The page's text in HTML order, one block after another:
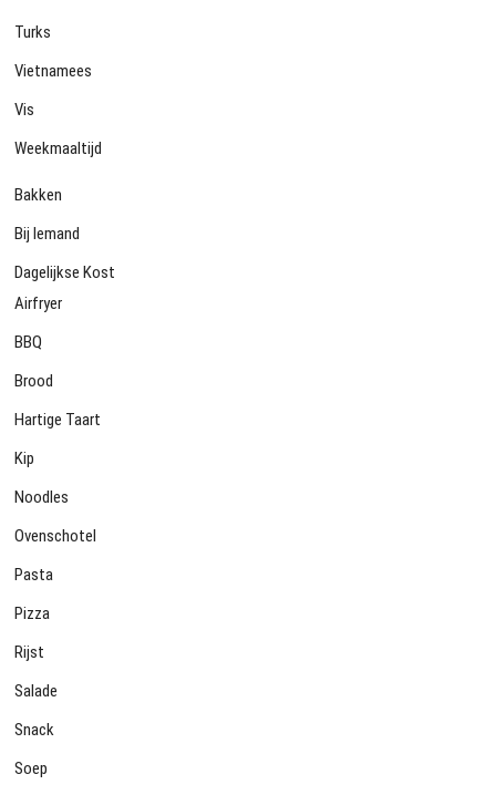
Turks
Vietnamees
Vis
Weekmaaltijd
Bakken
Bij Iemand
Dagelijkse Kost
Airfryer
BBQ
Brood
Hartige Taart
Kip
Noodles
Ovenschotel
Pasta
Pizza
Rijst
Salade
Snack
Soep